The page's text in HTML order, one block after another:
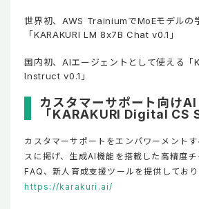
世界初、AWS TrainiumでMoEモデルの
「KARAKURI LM 8x7B Chat v0.1」
国内初、AIエージェントとして使える「
Instruct v0.1」
カスタマーサポート向け
「KARAKURI Digital CS
カスタマーサポートをエンパワーメント
スに掲げ、生成AI機能を搭載した高精度
FAQ、新人育成支援ツールを提供しており
https://karakuri.ai/